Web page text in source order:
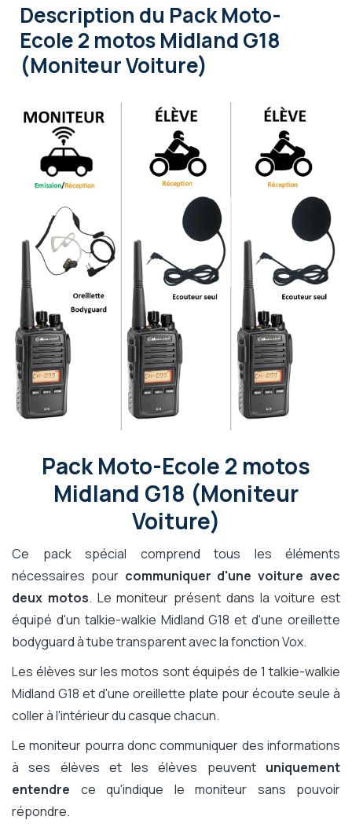
Description du Pack Moto-
Ecole 2 motos Midland G18
(Moniteur Voiture)
Pack Moto-Ecole 2 motos
Midland G18 (Moniteur
Voiture)
Ce pack spécial comprend tous les éléments
nécessaires pour communiquer d'une voiture avec
deux motos. Le moniteur présent dans la voiture est
équipé d'un talkie-walkie Midland G18 et d'une oreillette
bodyguard à tube transparent avec la fonction Vox.
Les élèves sur les motos sont équipés de 1 talkie-walkie
Midland G18 et d'une oreillette plate pour écoute seule à
coller à l'intérieur du casque chacun.
Le moniteur pourra donc communiquer des informations
à ses élèves et les élèves peuvent uniquement
entendre ce qu'indique le moniteur sans pouvoir
répondre.